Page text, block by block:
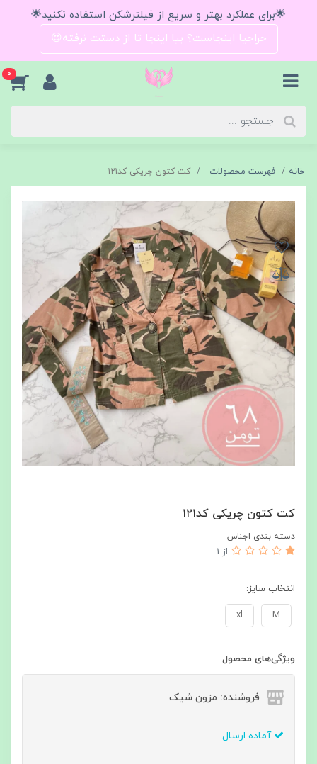
🌟برای عملکرد بهتر و سریع از فیلترشکن استفاده نکنید🌟
حراجیا اینجاست؟ بیا اینجا تا از دستت نرفته😍
0
خانه فهرست محصولات کت کتون چریکی کد۱۲۱
کت کتون چریکی کد۱۲۱
دسته بندی اجناس
از 1
انتخاب سایز:
M
xl
ویژگی‌های محصول
فروشنده: مزون شیک
آماده ارسال